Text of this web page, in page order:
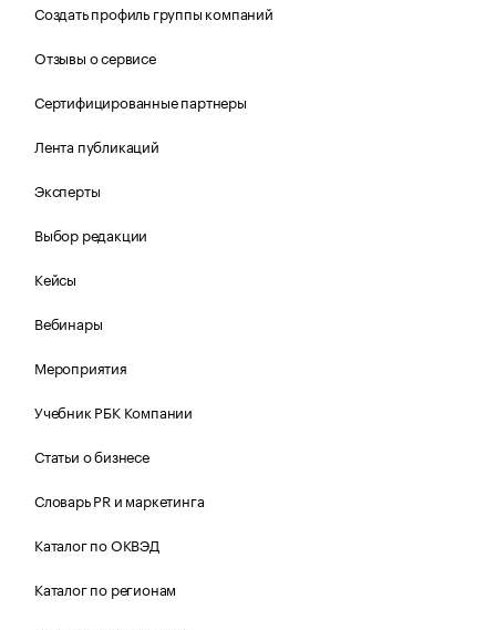
Создать профиль группы компаний
Отзывы о сервисе
Сертифицированные партнеры
Лента публикаций
Эксперты
Выбор редакции
Кейсы
Вебинары
Мероприятия
Учебник РБК Компании
Статьи о бизнесе
Словарь PR и маркетинга
Каталог по ОКВЭД
Каталог по регионам